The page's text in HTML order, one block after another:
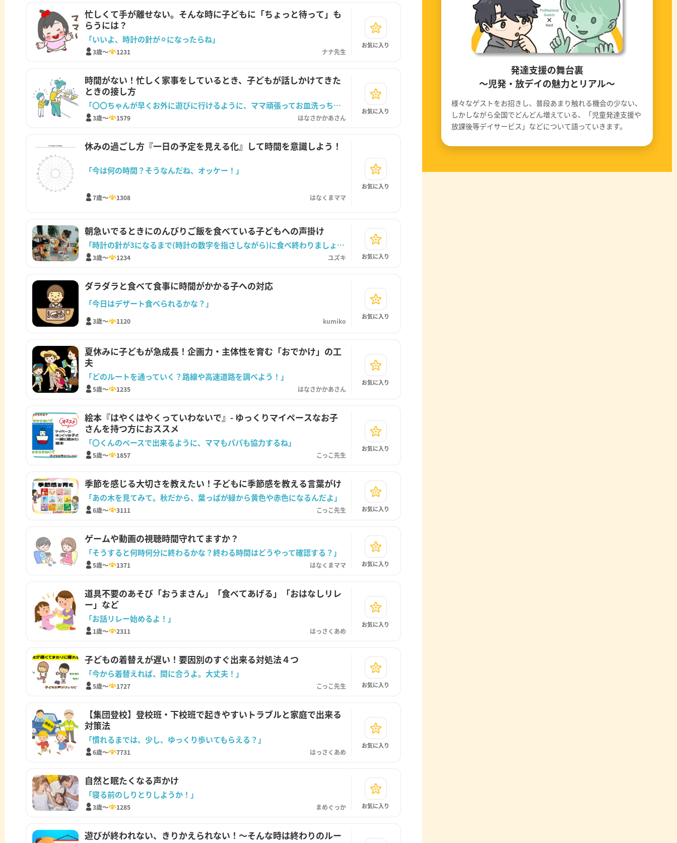
忙しくて手が離せない。そんな時に子どもに「ちょっと待って」も
らうには？
「いいよ、時計の針が⚪︎になったらね」
3歳～ 1231 ナナ先生
お気に入り
時間がない！忙しく家事をしているとき、子どもが話しかけてきた
ときの接し方
「〇〇ちゃんが早くお外に遊びに行けるように、ママ頑張ってお皿洗っちゃうね！」
3歳～ 1579 はなさかかあさん
お気に入り
休みの過ごし方『一日の予定を見える化』して時間を意識しよう！
「今は何の時間？そうなんだね、オッケー！」
7歳～ 1308 はなくまママ
お気に入り
朝急いでるときにのんびりご飯を食べている子どもへの声掛け
「時計の針が3になるまで(時計の数字を指さしながら)に食べ終わりましょう」
3歳～ 1234 ユズキ お気に入り
ダラダラと食べて食事に時間がかかる子への対応
「今日はデザート食べられるかな？」
3歳～ 1120 kumiko
お気に入り
夏休みに子どもが急成長！企画力・主体性を育む「おでかけ」の工
夫
「どのルートを通っていく？路線や高速道路を調べよう！」
5歳～ 1235 はなさかかあさん
お気に入り
絵本『はやくはやくっていわないで』- ゆっくりマイペースなお子
さんを持つ方におススメ
「〇くんのペースで出来るように、ママもパパも協力するね」
5歳～ 1857 こっこ先生
お気に入り
季節を感じる大切さを教えたい！子どもに季節感を教える言葉がけ
「あの木を見てみて。秋だから、葉っぱが緑から黄色や赤色になるんだよ」
6歳～ 3111 こっこ先生 お気に入り
ゲームや動画の視聴時間守れてますか？
「そうすると何時何分に終わるかな？終わる時間はどうやって確認する？」
5歳～ 1371 はなくまママ お気に入り
道具不要のあそび「おうまさん」「食べてあげる」「おはなしリレ
ー」など
「お話リレー始めるよ！」
1歳～ 2311 はっさくあめ
お気に入り
子どもの着替えが遅い！要因別のすぐ出来る対処法４つ
「今から着替えれば、間に合うよ。大丈夫！」
5歳～ 1727 こっこ先生 お気に入り
【集団登校】登校班・下校班で起きやすいトラブルと家庭で出来る
対策法
「慣れるまでは、少し、ゆっくり歩いてもらえる？」
6歳～ 7731 はっさくあめ
お気に入り
自然と眠たくなる声かけ
「寝る前のしりとりしようか！」
3歳～ 1285 まめぐっか お気に入り
遊びが終われない、きりかえられない！〜そんな時は終わりのルー
発達支援の舞台裏
〜児発・放デイの魅力とリアル〜
様々なゲストをお招きし、普段あまり触れる機会の少ない、
しかしながら全国でどんどん増えている、「児童発達支援や
放課後等デイサービス」などについて語っていきます。